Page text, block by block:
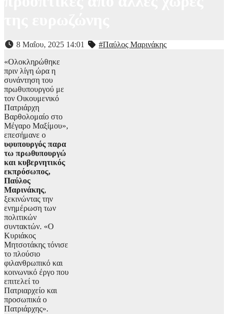
8 Μαΐου, 2025 14:01
#Παύλος Μαρινάκης
«Ολοκληρώθηκε
πριν λίγη ώρα η
συνάντηση του
πρωθυπουργού με
τον Οικουμενικό
Πατριάρχη
Βαρθολομαίο στο
Μέγαρο Μαξίμου»,
επεσήμανε ο
υφυπουργός παρα
τω πρωθυπουργώ
και κυβερνητικός
εκπρόσωπος,
Παύλος
Μαρινάκης,
ξεκινώντας την
ενημέρωση των
πολιτικών
συντακτών. «Ο
Κυριάκος
Μητσοτάκης τόνισε
το πλούσιο
φιλανθρωπικό και
κοινωνικό έργο που
επιτελεί το
Πατριαρχείο και
προσωπικά ο
Πατριάρχης».